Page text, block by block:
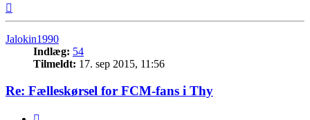
Jalokin1990
Indlæg: 54
Tilmeldt: 17. sep 2015, 11:56
Re: Fælleskørsel for FCM-fans i Thy